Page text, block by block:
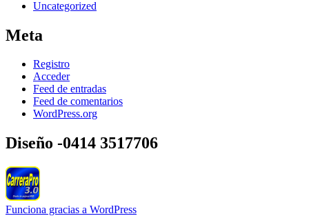
Uncategorized
Meta
Registro
Acceder
Feed de entradas
Feed de comentarios
WordPress.org
Diseño -0414 3517706
Funciona gracias a WordPress